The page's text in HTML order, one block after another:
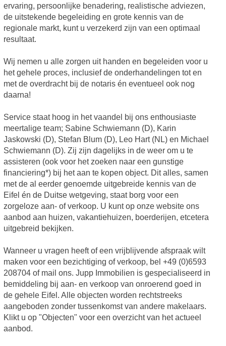
ervaring, persoonlijke benadering, realistische adviezen,
de uitstekende begeleiding en grote kennis van de
regionale markt, kunt u verzekerd zijn van een optimaal
resultaat.
Wij nemen u alle zorgen uit handen en begeleiden voor u
het gehele proces, inclusief de onderhandelingen tot en
met de overdracht bij de notaris én eventueel ook nog
daarna!
Service staat hoog in het vaandel bij ons enthousiaste
meertalige team; Sabine Schwiemann (D), Karin
Jaskowski (D), Stefan Blum (D), Leo Hart (NL) en Michael
Schwiemann (D). Zij zijn dagelijks in de weer om u te
assisteren (ook voor het zoeken naar een gunstige
financiering*) bij het aan te kopen object. Dit alles, samen
met de al eerder genoemde uitgebreide kennis van de
Eifel én de Duitse wetgeving, staat borg voor een
zorgeloze aan- of verkoop. U kunt op onze website ons
aanbod aan huizen, vakantiehuizen, boerderijen, etcetera
uitgebreid bekijken.
Wanneer u vragen heeft of een vrijblijvende afspraak wilt
maken voor een bezichtiging of verkoop, bel +49 (0)6593
208704 of mail ons. Jupp Immobilien is gespecialiseerd in
bemiddeling bij aan- en verkoop van onroerend goed in
de gehele Eifel. Alle objecten worden rechtstreeks
aangeboden zonder tussenkomst van andere makelaars.
Klikt u op "Objecten" voor een overzicht van het actueel
aanbod.